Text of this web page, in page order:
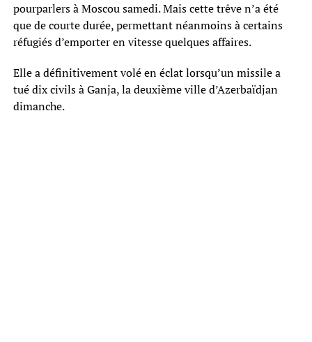
pourparlers à Moscou samedi. Mais cette trêve n’a été
que de courte durée, permettant néanmoins à certains
réfugiés d’emporter en vitesse quelques affaires.
Elle a définitivement volé en éclat lorsqu’un missile a
tué dix civils à Ganja, la deuxième ville d’Azerbaïdjan
dimanche.